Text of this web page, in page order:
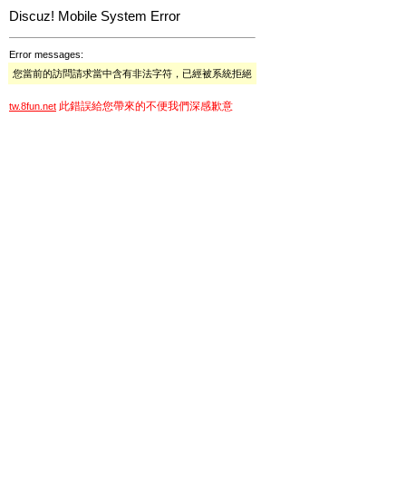
Discuz! Mobile System Error
Error messages:
您當前的訪問請求當中含有非法字符，已經被系統拒絕
tw.8fun.net 此錯誤給您帶來的不便我們深感歉意